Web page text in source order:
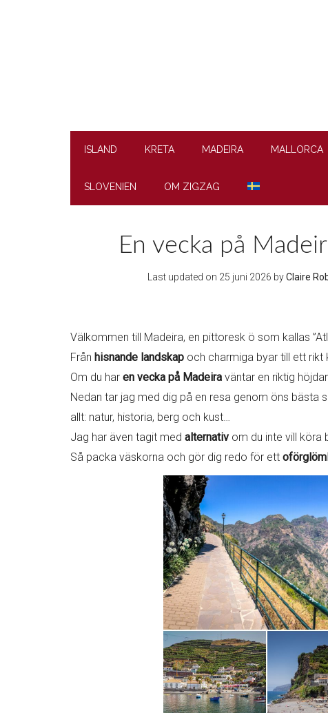
ISLAND KRETA MADEIRA MALLORCA
SLOVENIEN OM ZIGZAG
En vecka på
Last updated on 25 juni 2026 byClaire
Välkommen till Madeira, en pittoresk ö som kallas
Från hisnande landskap och charmiga byar till ett rikt
Om du har en vecka på Madeira väntar en riktig
Nedan tar jag med dig på en resa genom öns bästa
allt: natur, historia, berg och kust…
Jag har även tagit med alternativ om du inte vill köra
Så packa väskorna och gör dig redo för ett